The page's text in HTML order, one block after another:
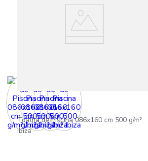
Toalha de Piscina 086x160 cm 500 g/m²
Ibiza